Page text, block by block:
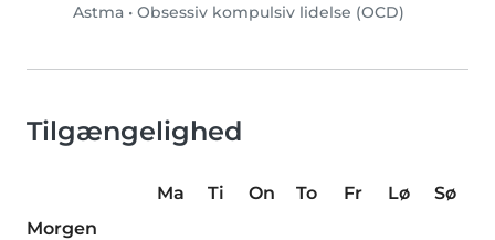
Astma • Obsessiv kompulsiv lidelse (OCD)
Tilgængelighed
Ma Ti On To Fr Lø
Sø
Morgen